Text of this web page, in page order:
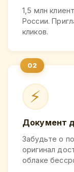
1,5 млн
России.
кликов.
⚡
Документ
Забудьте о
оригинал
облаке